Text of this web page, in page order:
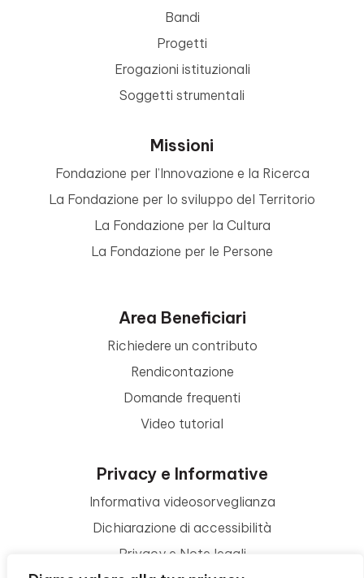
Bandi
Progetti
Erogazioni istituzionali
Soggetti strumentali
Missioni
Fondazione per l’Innovazione e la Ricerca
La Fondazione per lo sviluppo del Territorio
La Fondazione per la Cultura
La Fondazione per le Persone
Area Beneficiari
Richiedere un contributo
Rendicontazione
Domande frequenti
Video tutorial
Privacy e Informative
Informativa videosorveglianza
Dichiarazione di accessibilità
Privacy e Note legali